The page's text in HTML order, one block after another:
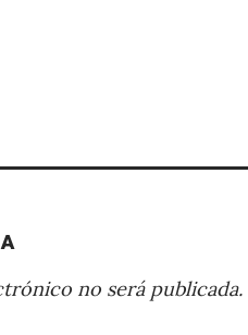
no será publicada.